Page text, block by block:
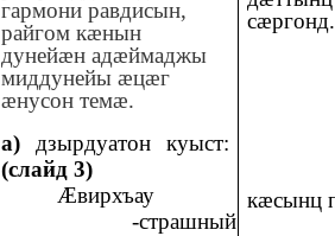
гармони равдисын,
райгом кæнын
дунейæн адæймаджы
миддунейы æцæг
æнусон темæ.
а) дзырдуатон куыст:
(слайд 3)
Æвирхъау
-страшный
сæргонд.
кæсынц